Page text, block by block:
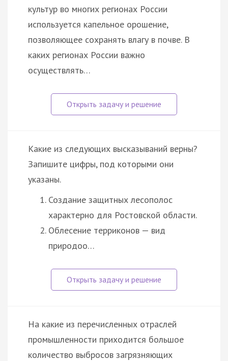
культур во многих регионах России
используется капельное орошение,
позволяющее сохранять влагу в почве. В
каких регионах России важно
осуществлять…
Какие из следующих высказываний верны?
Запишите цифры, под которыми они
указаны.
Создание защитных лесополос
характерно для Ростовской области.
Облесение терриконов — вид
природоо…
На какие из перечисленных отраслей
промышленности приходится большое
количество выбросов загрязняющих